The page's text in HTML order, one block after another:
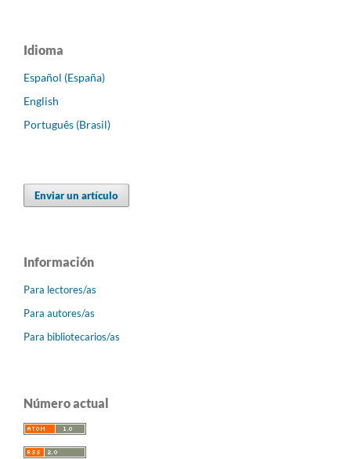
Idioma
Español (España)
English
Português (Brasil)
Enviar un artículo
Información
Para lectores/as
Para autores/as
Para bibliotecarios/as
Número actual